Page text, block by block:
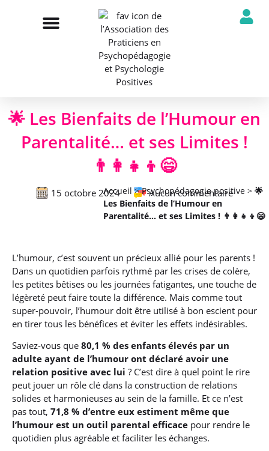
🌟 Les Bienfaits de l’Humour en
Parentalité… et ses Limites !
👨‍👩‍👧‍👦😄
15 octobre 2024 Aucun commentaire
Accueil >Psychopédagogie positive > 🌟
Les Bienfaits de l’Humour en
Parentalité… et ses Limites ! 👨‍👩‍👧‍👦😄
L’humour, c’est souvent un précieux allié pour les parents !
Dans un quotidien parfois rythmé par les crises de colère,
les petites bêtises ou les journées fatigantes, une touche de
légèreté peut faire toute la différence. Mais comme tout
super-pouvoir, l’humour doit être utilisé à bon escient pour
en tirer tous les bénéfices et éviter les effets indésirables.
Saviez-vous que 80,1 % des enfants élevés par un
adulte ayant de l’humour ont déclaré avoir une
relation positive avec lui ? C’est dire à quel point le rire
peut jouer un rôle clé dans la construction de relations
solides et harmonieuses au sein de la famille. Et ce n’est
pas tout, 71,8 % d’entre eux estiment même que
l’humour est un outil parental efficace pour rendre le
quotidien plus agréable et faciliter les échanges.